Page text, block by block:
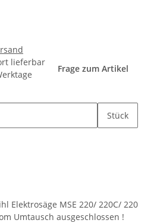
lieferbar
Frage zum Artikel
Stück
Elektrosäge MSE 220/ 220C/ 220
Umtausch ausgeschlossen !